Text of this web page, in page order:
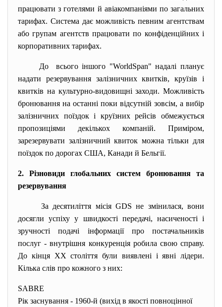
працювати з готелями й авіакомпаніями по загальних
тарифах. Система дає можливість певним агентствам
або групам агентств працювати по конфіденційних і
корпоративних тарифах.
До всього іншого "WorldSpan" надалі планує
надати резервування залізничних квитків, круїзів і
квитків на культурно-видовищні заходи. Можливість
бронювання на останні поки відсутній зовсім, а вибір
залізничних поїздок і круїзних рейсів обмежується
пропозиціями декількох компаній. Приміром,
зарезервувати залізничний квиток можна тільки для
поїздок по дорогах США, Канади й Бельгії.
2. Різновиди глобальних систем бронювання та
резервування
За десятиліття місія GDS не змінилася, вони
досягли успіху у швидкості передачі, насиченості і
зручності подачі інформації про постачальників
послуг - внутрішня конкуренція робила свою справу.
До кінця XX століття були виявлені і явні лідери.
Кілька слів про кожного з них:
SABRE
Рік заснування - 1960-й (вихід в якості повноцінної